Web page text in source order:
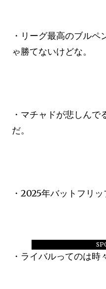
・リーグ最高のブルペ
ゃ勝てないけどな。
・マチャドが悲しん
だ。
・2025年バットフリッ
・ライバルってのは時